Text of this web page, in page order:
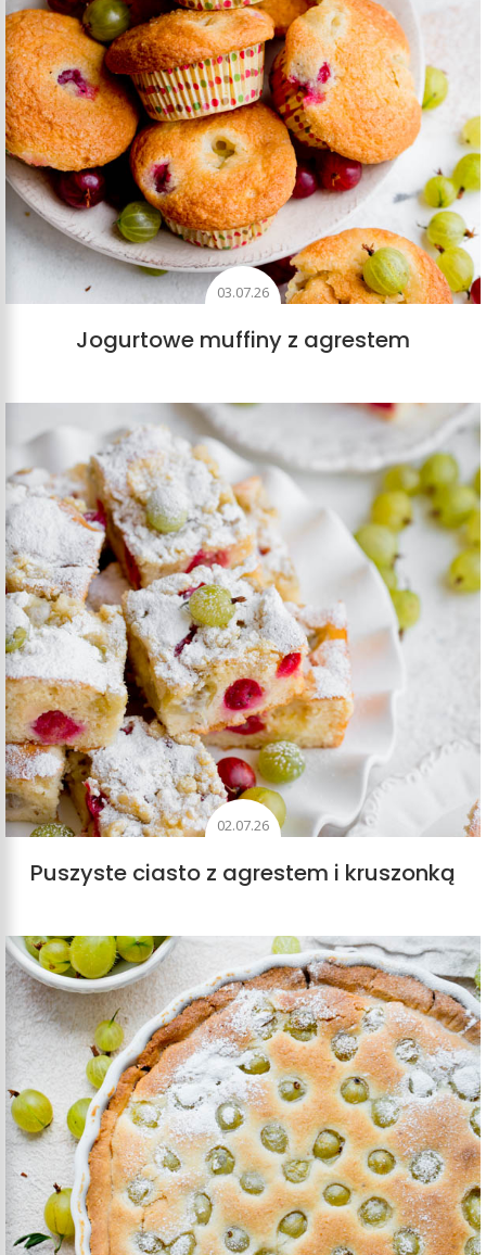
03.07.26
Jogurtowe muffiny z agrestem
02.07.26
Puszyste ciasto z agrestem i kruszonką